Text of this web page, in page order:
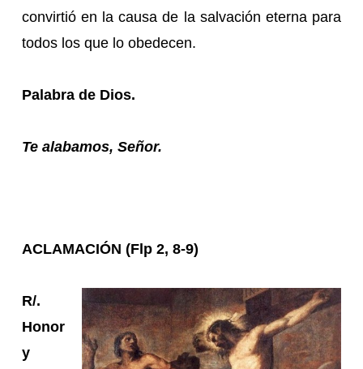
convirtió en la causa de la salvación eterna para
todos los que lo obedecen.
Palabra de Dios.
Te alabamos, Señor.
ACLAMACIÓN (Flp 2, 8-9)
R/.
Honor
y